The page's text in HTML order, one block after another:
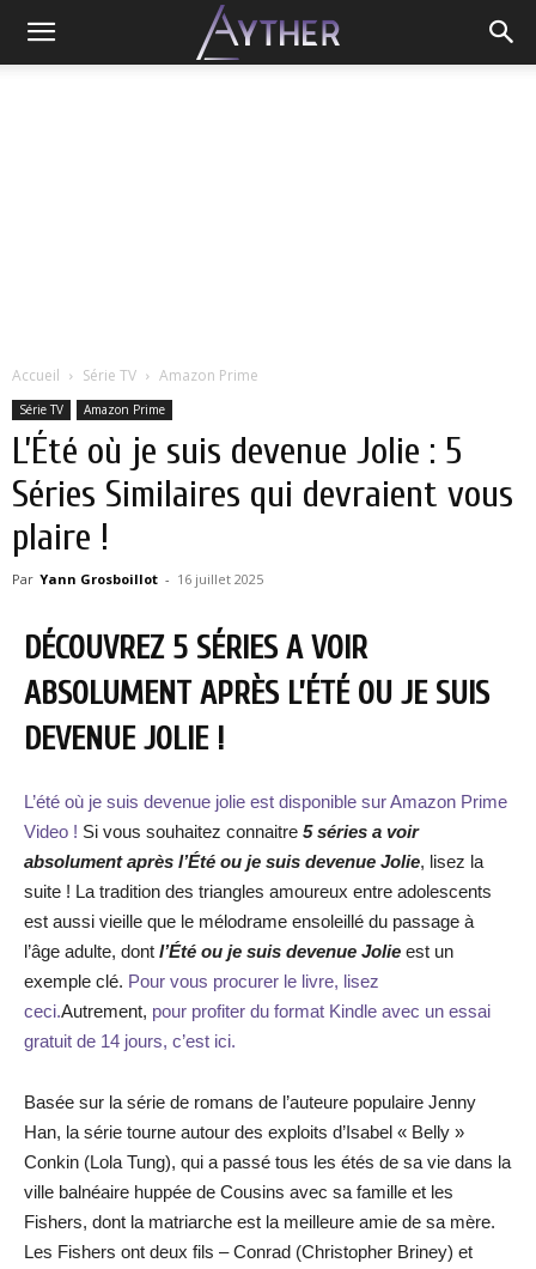
Accueil Série TV Amazon Prime
Série TV Amazon Prime
L’Été où je suis devenue Jolie : 5
Séries Similaires qui devraient vous
plaire !
Par Yann Grosboillot - 16 juillet 2025
DÉCOUVREZ 5 SÉRIES A VOIR
ABSOLUMENT APRÈS L’ÉTÉ OU JE SUIS
DEVENUE JOLIE !
L’été où je suis devenue jolie est disponible sur Amazon Prime
Video ! Si vous souhaitez connaitre 5 séries a voir
absolument après l’Été ou je suis devenue Jolie, lisez la
suite ! La tradition des triangles amoureux entre adolescents
est aussi vieille que le mélodrame ensoleillé du passage à
l’âge adulte, dont l’Été ou je suis devenue Jolie est un
exemple clé. Pour vous procurer le livre, lisez
ceci.Autrement, pour profiter du format Kindle avec un essai
gratuit de 14 jours, c’est ici.
Basée sur la série de romans de l’auteure populaire Jenny
Han, la série tourne autour des exploits d’Isabel « Belly »
Conkin (Lola Tung), qui a passé tous les étés de sa vie dans la
ville balnéaire huppée de Cousins avec sa famille et les
Fishers, dont la matriarche est la meilleure amie de sa mère.
Les Fishers ont deux fils – Conrad (Christopher Briney) et